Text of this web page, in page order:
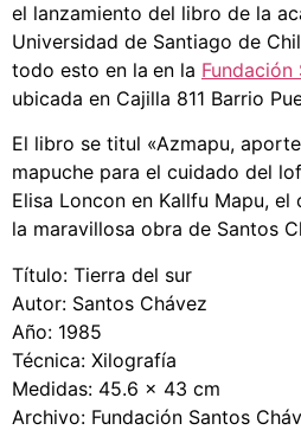
el lanzamiento del libro de la
Universidad de Santiago de
todo esto en la en la Fundación
ubicada en Cajilla 811 Barrio
El libro se titul «Azmapu,
mapuche para el cuidado del
Elisa Loncon en Kallfu Mapu,
la maravillosa obra de Santos
Título: Tierra del sur
Autor: Santos Chávez
Año: 1985
Técnica: Xilografía
Medidas: 45.6 x 43 cm
Archivo: Fundación Santos